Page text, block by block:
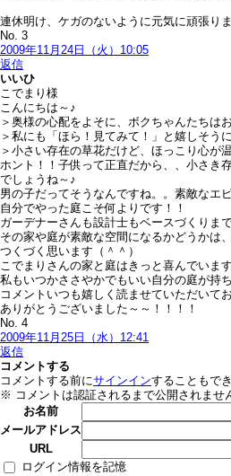
連休明け、ケガのないように元気に頑張り
No. 3
2009年11月24日（火）10:05
返信
いいひ
こでまり様
こんにちは～♪
＞奥様の心配をよそに、ボクちゃんたちは
＞私にも「ほら！見てみて！」と嬉しそう
＞小さい存在の草花だけど、ほっこり心が
ホント！！子供って正直だから、、小さき
でしょうね～♪
男の子だってそうなんですね。。素敵なエ
自分でやった庭こそ何よりです！！
ガーデナーさんも設計士もベースづくりま
その家や庭が素敵な空間になるかどうかは
つくづく思います（＾＾）
こでまりさんの家と庭はきっと喜んでいま
私もいつかささやかでもいい自分の庭が持
コメントいつも嬉しく読ませていただいて
ありがとうございました～～！！！！
No. 4
2009年11月25日（水）12:41
返信
コメントする
コメントする前にサインインすることもでき
※ コメントは認証されるまで公開されませ
お名前
メールアドレス
URL
ログイン情報を記憶